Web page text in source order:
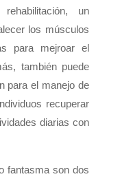
un
los músculos
para mejroar el
también puede
para el manejo de
recuperar
diarias con
fantasma son dos